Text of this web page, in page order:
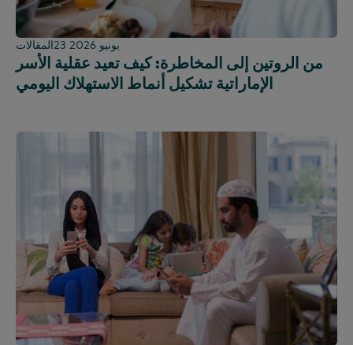
المقالات 23 يونيو 2026
من الروتين إلى المخاطرة: كيف تعيد عقلية الأسر
الإماراتية تشكيل أنماط الاستهلاك اليومي